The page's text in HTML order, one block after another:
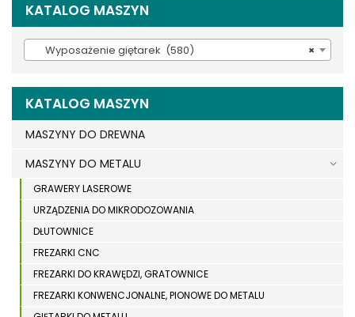
KATALOG MASZYN
×
Wyposażenie giętarek (580)
KATALOG MASZYN
MASZYNY DO DREWNA
MASZYNY DO METALU
GRAWERY LASEROWE
URZĄDZENIA DO MIKRODOZOWANIA
DŁUTOWNICE
FREZARKI CNC
FREZARKI DO KRAWĘDZI, GRATOWNICE
FREZARKI KONWENCJONALNE, PIONOWE DO METALU